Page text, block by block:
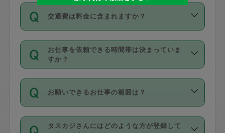
カード情報のご登録は、依頼リクエスト
を行う際にご入力ください。プロフィー
ル登録時にはご入力いただかなくても大
丈夫です。
デビットカード・プリペイドカード（Vプ
リカ、au WALLETなど）は支払にはご利
銀行振込や現金払いも対応していませ
なお、タスカジさんの交通費も、依頼料
依頼には「スポット」と「定期（毎週｜
隔週）」があり、「定期」の依頼は「ス
ポット」よりお得な料金でご利用できま
す。
定期の最低利用回数は設けていない代わ
りに、一定数を超えたキャンセルは有償
（例：毎週定期の場合は３回以上のキャ
ンセルが有償（1200円、隔週定期の場合
交通費は料金に含まれますか？
交通費は依頼料金とは別途発生し、依頼
料金のご請求と合わせてお支払いとなり
ます。交通費の金額は「依頼の詳細」に
お仕事を依頼できる時間帯は決まっていま
すか？
時間帯は3種類あります。いずれも１回あ
たり３時間です。
・ＡＭ ９時～１２時
お願いできるお仕事の範囲は？
掃除、整理収納、洗濯、買い物、料理、
タスカジさんにはどのような方が登録して